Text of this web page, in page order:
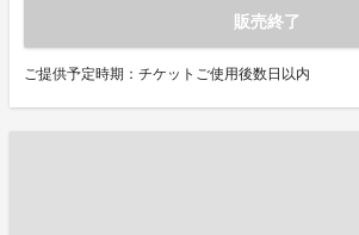
販売終了
ご提供予定時期：チケットご使用後数日以内